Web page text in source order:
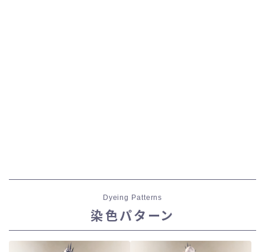
Dyeing Patterns
染色パターン